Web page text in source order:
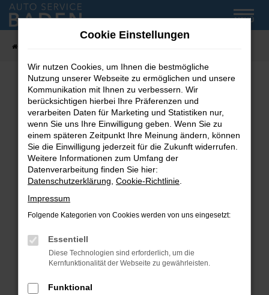
Zum
Hauptinhalt
MENÜ
Fehler: Network Error
Beim Laden ist ein Fehler aufgetreten.
Hier sind ein paar Tipps, die dir helfen können:
Überprüfe deine Firewall und deine
Internetverbindung.
Laden andere Webseiten, zum Beispiel deine
Suchmaschine?
Prüfe deine Browsererweiterungen.
können das Laden bestimmter Seiten
verhindern. Funktioniert die Seite in einem
Fenster?
Cookie Einstellungen
Wir nutzen Cookies, um Ihnen die bestmögliche
Nutzung unserer Webseite zu ermöglichen und unsere
Kommunikation mit Ihnen zu verbessern. Wir
berücksichtigen hierbei Ihre Präferenzen und
verarbeiten Daten für Marketing und Statistiken nur,
wenn Sie uns Ihre Einwilligung geben. Wenn Sie zu
einem späteren Zeitpunkt Ihre Meinung ändern, können
Sie die Einwilligung jederzeit für die Zukunft widerrufen.
Weitere Informationen zum Umfang der
Datenverarbeitung finden Sie hier:
Datenschutzerklärung Cookie-Richtlinie
Impressum
Folgende Kategorien von Cookies werden von uns eingesetzt:
Essentiell
Diese Technologien sind erforderlich, um die
Kernfunktionalität der Webseite zu gewährleisten.
Funktional